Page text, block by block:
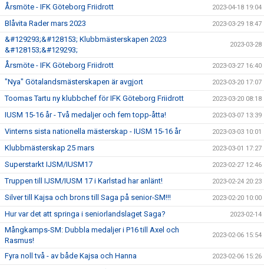
Årsmöte - IFK Göteborg Friidrott 2023-04-18 19:04
Blåvita Rader mars 2023 2023-03-29 18:47
&#129293;&#128153; Klubbmästerskapen 2023
&#128153;&#129293;
2023-03-28
Årsmöte - IFK Göteborg Friidrott 2023-03-27 16:40
"Nya" Götalandsmästerskapen är avgjort 2023-03-20 17:07
Toomas Tartu ny klubbchef för IFK Göteborg Friidrott 2023-03-20 08:18
IUSM 15-16 år - Två medaljer och fem topp-åtta! 2023-03-07 13:39
Vinterns sista nationella mästerskap - IUSM 15-16 år 2023-03-03 10:01
Klubbmästerskap 25 mars 2023-03-01 17:27
Superstarkt IJSM/IUSM17 2023-02-27 12:46
Truppen till IJSM/IUSM 17 i Karlstad har anlänt! 2023-02-24 20:23
Silver till Kajsa och brons till Saga på senior-SM!!! 2023-02-20 10:00
Hur var det att springa i seniorlandslaget Saga? 2023-02-14
Mångkamps-SM: Dubbla medaljer i P16 till Axel och
Rasmus!
2023-02-06 15:54
Fyra noll två - av både Kajsa och Hanna 2023-02-06 15:26